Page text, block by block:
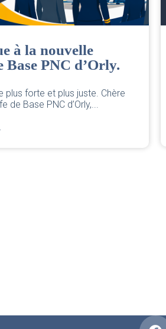
à la nouvelle
Base PNC d’Orly.
plus forte et plus juste. Chère
de Base PNC d’Orly,...